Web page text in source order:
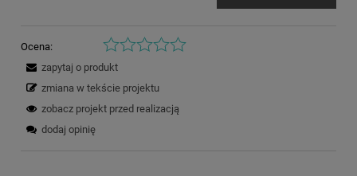
Ocena:
zapytaj o produkt
zmiana w tekście projektu
zobacz projekt przed realizacją
dodaj opinię